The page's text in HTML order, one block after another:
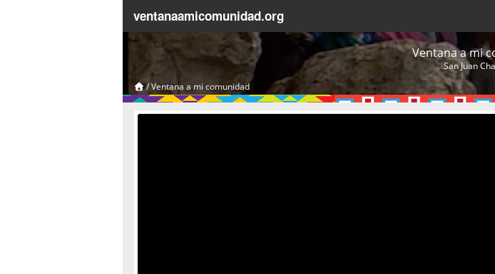
ventanaamicomunidad.org
Ventana a mi
San Juan
/Ventana a mi comunidad